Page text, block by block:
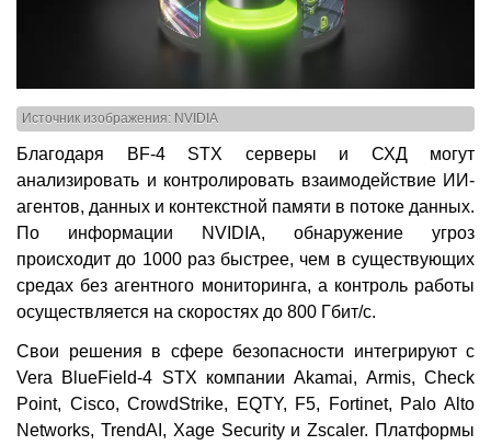
Источник изображения: NVIDIA
Благодаря BF-4 STX серверы и СХД могут
анализировать и контролировать взаимодействие ИИ-
агентов, данных и контекстной памяти в потоке данных.
По информации NVIDIA, обнаружение угроз
происходит до 1000 раз быстрее, чем в существующих
средах без агентного мониторинга, а контроль работы
осуществляется на скоростях до 800 Гбит/с.
Свои решения в сфере безопасности интегрируют с
Vera BlueField-4 STX компании Akamai, Armis, Check
Point, Cisco, CrowdStrike, EQTY, F5, Fortinet, Palo Alto
Networks, TrendAI, Xage Security и Zscaler. Платформы